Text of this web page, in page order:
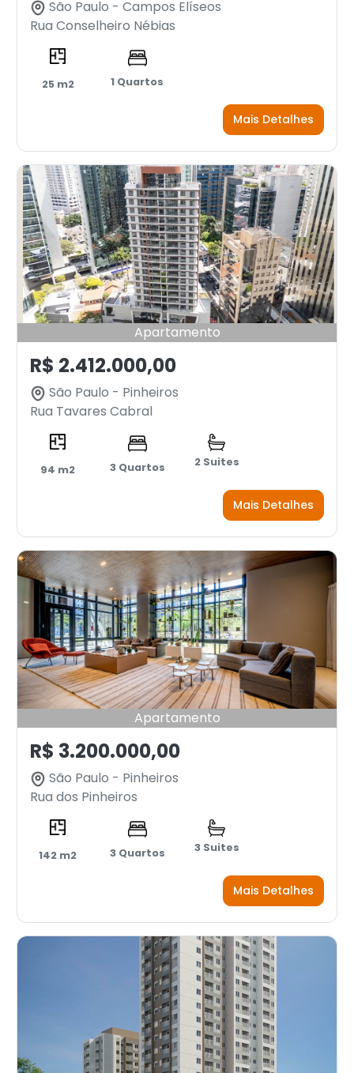
São Paulo - Campos Elíseos
Rua Conselheiro Nébias
25 m2 1 Quartos
Mais Detalhes
Apartamento
R$ 2.412.000,00
São Paulo - Pinheiros
Rua Tavares Cabral
94 m2 3 Quartos 2 Suites
Mais Detalhes
Apartamento
R$ 3.200.000,00
São Paulo - Pinheiros
Rua dos Pinheiros
142 m2 3 Quartos 3 Suites
Mais Detalhes